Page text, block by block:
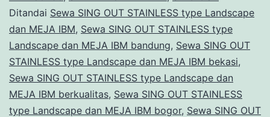
MEJA
IBM
Jakarta
Ditandai Sewa SING OUT STAINLESS type Landscape
dan MEJA IBM, Sewa SING OUT STAINLESS type
Landscape dan MEJA IBM bandung, Sewa SING OUT
STAINLESS type Landscape dan MEJA IBM bekasi,
Sewa SING OUT STAINLESS type Landscape dan
MEJA IBM berkualitas, Sewa SING OUT STAINLESS
type Landscape dan MEJA IBM bogor, Sewa SING OUT